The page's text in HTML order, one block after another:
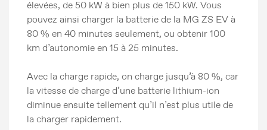
MG Motor
élevées, de 50 kW à bien plus de 150 kW. Vous
pouvez ainsi charger la batterie de la MG ZS EV à
80 % en 40 minutes seulement, ou obtenir 100
km d’autonomie en 15 à 25 minutes.
Avec la charge rapide, on charge jusqu’à 80 %, car
la vitesse de charge d’une batterie lithium-ion
diminue ensuite tellement qu’il n’est plus utile de
la charger rapidement.